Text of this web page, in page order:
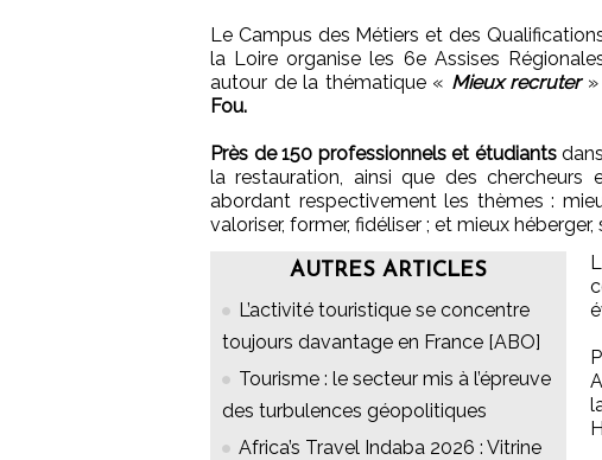
Le Campus des Métiers et des
la Loire organise les 6e Assises
autour de la thématique « Mieux recruter
Fou.
Près de 150 professionnels et étudiants
la restauration, ainsi que des
abordant respectivement les thèmes :
valoriser, former, fidéliser ; et mieux héberger,
AUTRES ARTICLES
L’activité touristique se concentre
toujours davantage en France [ABO]
Tourisme : le secteur mis à l’épreuve
des turbulences géopolitiques
Africa’s Travel Indaba 2026 : Vitrine